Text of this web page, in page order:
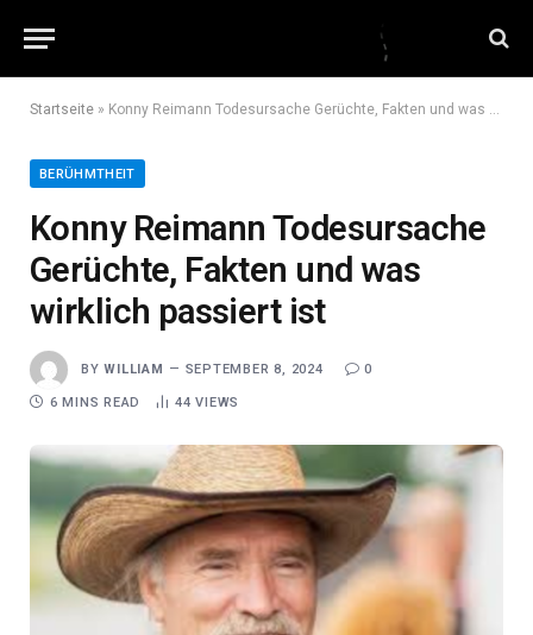
Startseite » Konny Reimann Todesursache Gerüchte, Fakten und was wirklich passiert ist
BERÜHMTHEIT
Konny Reimann Todesursache
Gerüchte, Fakten und was
wirklich passiert ist
BY WILLIAM SEPTEMBER 8, 2024 0
6 MINS READ 44VIEWS